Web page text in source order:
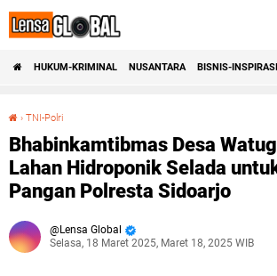
HUKUM-KRIMINAL NUSANTARA BISNIS-INSPIRASI
› TNI-Polri
Bhabinkamtibmas Desa
Lahan Hidroponik Selada
Pangan Polresta Sidoarjo
Lensa Global
Selasa, 18 Maret 2025, Maret 18, 2025 WIB